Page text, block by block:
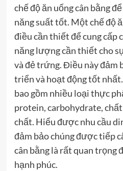
chế độ ăn uống cân bằng
năng suất tốt. Một chế độ
điều cần thiết để cung cấp
năng lượng cần thiết cho
và đẻ trứng. Điều này đảm
triển và hoạt động tốt nhất.
bao gồm nhiều loại thực
protein, carbohydrate,
chất. Hiểu được nhu cầu
đảm bảo chúng được tiếp
cân bằng là rất quan trọng
hạnh phúc.